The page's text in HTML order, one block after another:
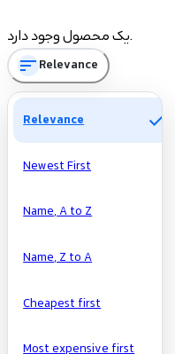
یک محصول وجود دارد.
sortRelevance
Relevance check
Newest First
Name, A to Z
Name, Z to A
Cheapest first
Most expensive first